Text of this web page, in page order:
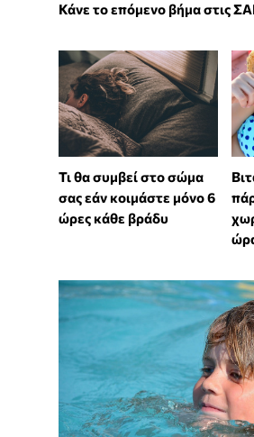
Κάνε το επόμενο βήμα στις
Τι θα συμβεί στο σώμα
σας εάν κοιμάστε μόνο 6
ώρες κάθε βράδυ